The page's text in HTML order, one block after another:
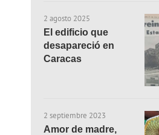
2 agosto 2025
El edificio que
desapareció en
Caracas
2 septiembre 2023
Amor de madre,